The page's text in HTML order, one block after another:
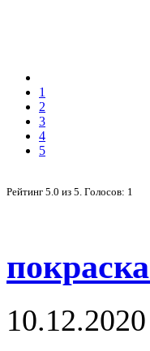
1
2
3
4
5
Рейтинг 5.0 из 5. Голосов: 1
10.12.2020